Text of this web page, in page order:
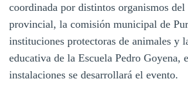
coordinada por distintos organismos del
provincial, la comisión municipal de
instituciones protectoras de animales y
educativa de la Escuela Pedro Goyena,
instalaciones se desarrollará el evento.